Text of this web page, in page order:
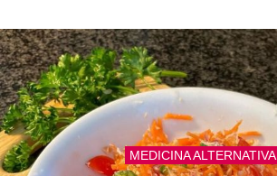
MEDICINA ALTERNATIVA